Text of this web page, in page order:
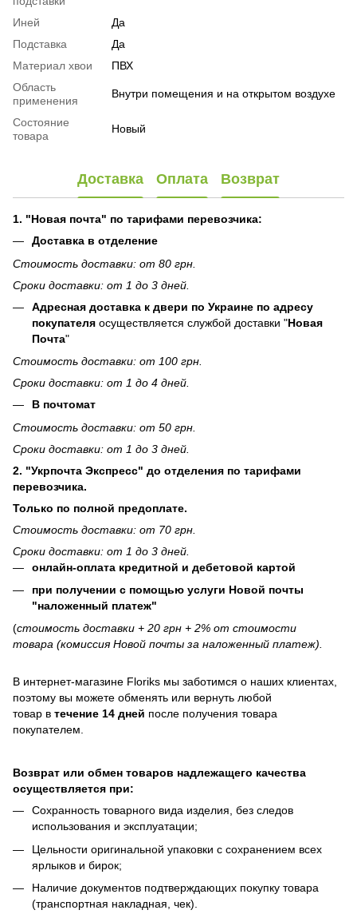
Иней
Да
Подставка
Да
Материал хвои
ПВХ
Область
применения
Внутри помещения и на открытом воздухе
Состояние
товара
Новый
Доставка Оплата Возврат
1. "Новая почта" по тарифами перевозчика:
Доставка в отделение
Стоимость доставки: от 80 грн.
Сроки доставки: от 1 до 3 дней.
Адресная доставка к двери по Украине по адресу
покупателя осуществляется службой доставки "Новая
Почта"
Стоимость доставки: от 100 грн.
Сроки доставки: от 1 до 4 дней.
В почтомат
Стоимость доставки: от 50 грн.
Сроки доставки: от 1 до 3 дней.
2. "Укрпочта Экспресс" до отделения по тарифами
перевозчика.
Только по полной предоплате.
Стоимость доставки: от 70 грн.
Сроки доставки: от 1 до 3 дней.
онлайн-оплата кредитной и дебетовой картой
при получении с помощью услуги Новой почты
"наложенный платеж"
(стоимость доставки + 20 грн + 2% от стоимости
товара (комиссия Новой почты за наложенный платеж).
В интернет-магазине Floriks мы заботимся о наших клиентах,
поэтому вы можете обменять или вернуть любой
товар в течение 14 дней после получения товара
покупателем.
Возврат или обмен товаров надлежащего качества
осуществляется при:
Сохранность товарного вида изделия, без следов
использования и эксплуатации;
Цельности оригинальной упаковки с сохранением всех
ярлыков и бирок;
Наличие документов подтверждающих покупку товара
(транспортная накладная, чек).